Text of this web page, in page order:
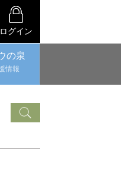
ログイン
の泉
情報